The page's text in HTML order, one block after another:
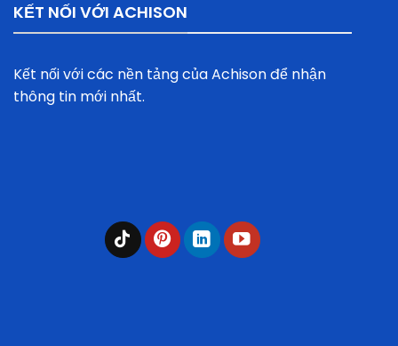
KẾT NỐI VỚI ACHISON
Kết nối với các nền tảng của Achison để nhận
thông tin mới nhất.